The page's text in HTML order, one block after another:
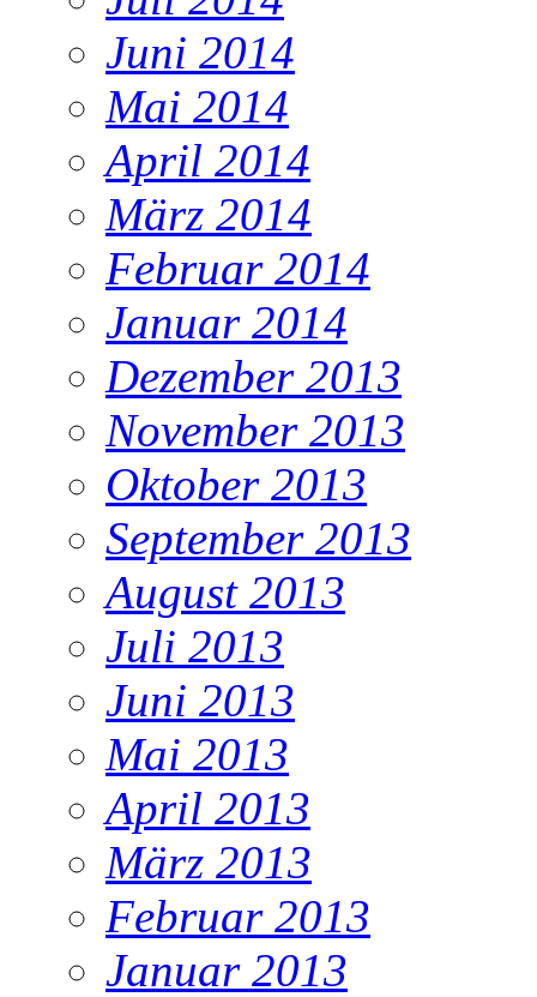
Juni 2014
Mai 2014
April 2014
März 2014
Februar 2014
Januar 2014
Dezember 2013
November 2013
Oktober 2013
September 2013
August 2013
Juli 2013
Juni 2013
Mai 2013
April 2013
März 2013
Februar 2013
Januar 2013